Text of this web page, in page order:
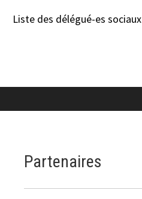
Liste des délégué-es sociaux
Partenaires